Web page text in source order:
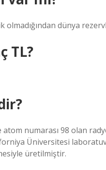
dünya
TL?
numarası 98 olan
Üniversitesi
üretilmiştir.